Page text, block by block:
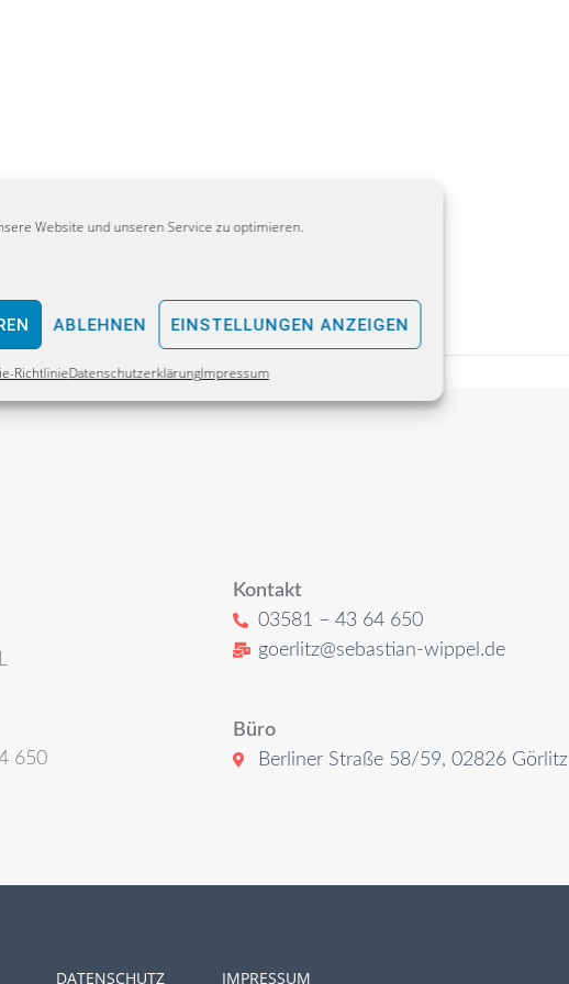
Website und unseren Service zu optimieren.
ABLEHNEN EINSTELLUNGEN ANZEIGEN
RichtlinieDatenschutzerklärungImpressum
–
650
Kontakt
03581 – 43 64 650
goerlitz@sebastian-wippel.de
Büro
Berliner Straße 58/59, 02826 Görlitz
DATENSCHUTZ IMPRESSUM